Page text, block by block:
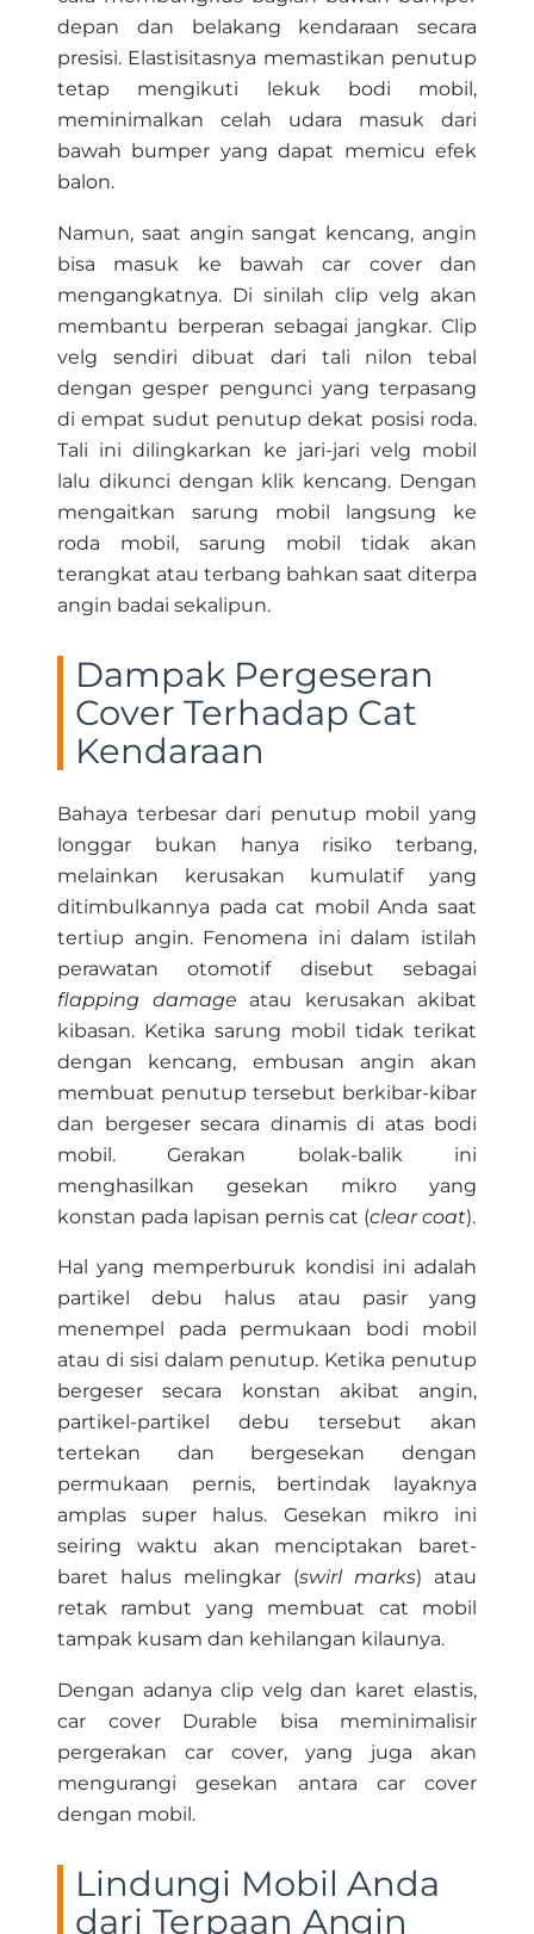
depan dan belakang kendaraan secara
presisi. Elastisitasnya memastikan penutup
tetap mengikuti lekuk bodi mobil,
meminimalkan celah udara masuk dari
bawah bumper yang dapat memicu efek
balon.
Namun, saat angin sangat kencang, angin
bisa masuk ke bawah car cover dan
mengangkatnya. Di sinilah clip velg akan
membantu berperan sebagai jangkar. Clip
velg sendiri dibuat dari tali nilon tebal
dengan gesper pengunci yang terpasang
di empat sudut penutup dekat posisi roda.
Tali ini dilingkarkan ke jari-jari velg mobil
lalu dikunci dengan klik kencang. Dengan
mengaitkan sarung mobil langsung ke
roda mobil, sarung mobil tidak akan
terangkat atau terbang bahkan saat diterpa
angin badai sekalipun.
Dampak Pergeseran
Cover Terhadap Cat
Kendaraan
Bahaya terbesar dari penutup mobil yang
longgar bukan hanya risiko terbang,
melainkan kerusakan kumulatif yang
ditimbulkannya pada cat mobil Anda saat
tertiup angin. Fenomena ini dalam istilah
perawatan otomotif disebut sebagai
flapping damage atau kerusakan akibat
kibasan. Ketika sarung mobil tidak terikat
dengan kencang, embusan angin akan
membuat penutup tersebut berkibar-kibar
dan bergeser secara dinamis di atas bodi
mobil. Gerakan bolak-balik ini
menghasilkan gesekan mikro yang
konstan pada lapisan pernis cat (clear coat).
Hal yang memperburuk kondisi ini adalah
partikel debu halus atau pasir yang
menempel pada permukaan bodi mobil
atau di sisi dalam penutup. Ketika penutup
bergeser secara konstan akibat angin,
partikel-partikel debu tersebut akan
tertekan dan bergesekan dengan
permukaan pernis, bertindak layaknya
amplas super halus. Gesekan mikro ini
seiring waktu akan menciptakan baret-
baret halus melingkar (swirl marks) atau
retak rambut yang membuat cat mobil
tampak kusam dan kehilangan kilaunya.
Dengan adanya clip velg dan karet elastis,
car cover Durable bisa meminimalisir
pergerakan car cover, yang juga akan
mengurangi gesekan antara car cover
dengan mobil.
Lindungi Mobil Anda
dari Terpaan Angin